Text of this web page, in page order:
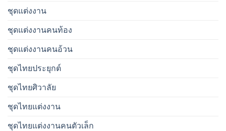
ชุดแต่งงาน
ชุดแต่งงานคนท้อง
ชุดแต่งงานคนอ้วน
ชุดไทยประยุกต์
ชุดไทยศิวาลัย
ชุดไทยแต่งงาน
ชุดไทยแต่งงานคนตัวเล็ก